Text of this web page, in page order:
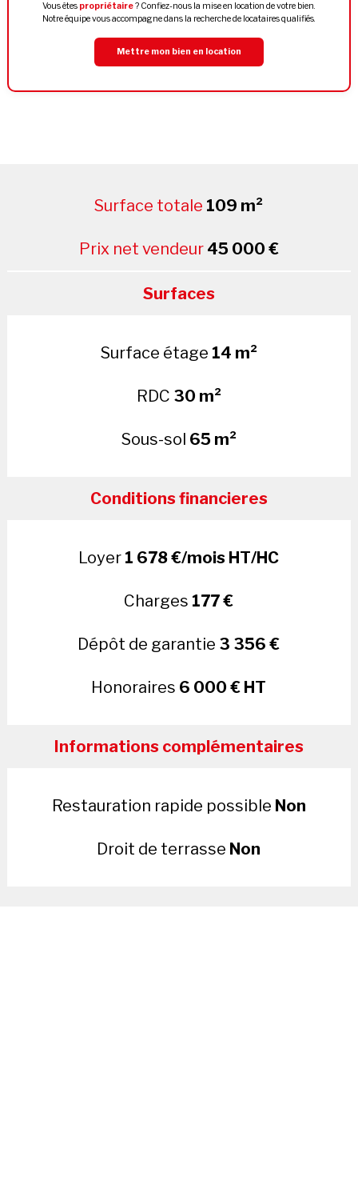
Vous êtes propriétaire? Confiez-nous la mise en location de votre bien.
Notre équipe vous accompagne dans la recherche de locataires qualifiés.
Mettre mon bien en location
Surface totale 109 m²
Prix net vendeur 45 000 €
Surfaces
Surface étage 14 m²
RDC 30 m²
Sous-sol 65 m²
Conditions financieres
Loyer 1 678 €/mois HT/HC
Charges 177 €
Dépôt de garantie 3 356 €
Honoraires 6 000 € HT
Informations complémentaires
Restauration rapide possible Non
Droit de terrasse Non